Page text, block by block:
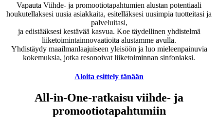
Vapauta Viihde- ja promootiotapahtumien alustan potentiaali
houkutellaksesi uusia asiakkaita, esitelläksesi uusimpia tuotteitasi ja
palveluitasi,
ja edistääksesi kestävää kasvua. Koe täydellinen yhdistelmä
liiketoimintainnovaatioita alustamme avulla.
Yhdistäydy maailmanlaajuiseen yleisöön ja luo mieleenpainuvia
kokemuksia, jotka resonoivat liiketoiminnan sinfoniaksi.
Aloita esittely tänään
All-in-One-ratkaisu viihde- ja
promootiotapahtumiin